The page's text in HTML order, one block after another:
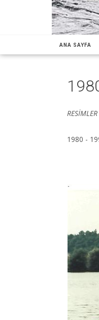
ANA SAYFA
RESİMLER
1980 -